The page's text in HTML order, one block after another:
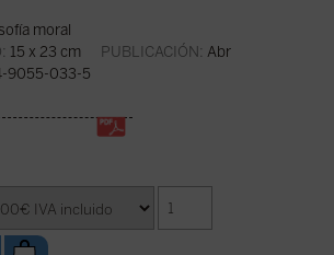
moral
15 x 23 cm PUBLICACIÓN: Abr
9055-033-5